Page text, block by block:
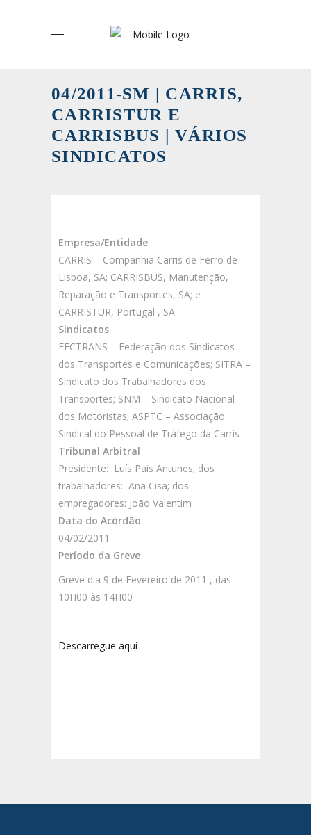
04/2011-SM | CARRIS,
CARRISTUR E
CARRISBUS | VÁRIOS
SINDICATOS
Empresa/Entidade
CARRIS – Companhia Carris de Ferro de
Lisboa, SA; CARRISBUS, Manutenção,
Reparação e Transportes, SA; e
CARRISTUR, Portugal , SA
Sindicatos
FECTRANS – Federação dos Sindicatos
dos Transportes e Comunicações; SITRA –
Sindicato dos Trabalhadores dos
Transportes; SNM – Sindicato Nacional
dos Motoristas; ASPTC – Associação
Sindical do Pessoal de Tráfego da Carris
Tribunal Arbitral
Presidente: Luís Pais Antunes; dos
trabalhadores: Ana Cisa; dos
empregadores: João Valentim
Data do Acórdão
04/02/2011
Período da Greve
Greve dia 9 de Fevereiro de 2011 , das
10H00 às 14H00
Descarregue aqui